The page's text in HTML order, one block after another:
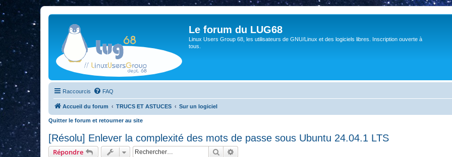
Le forum du LUG68
Linux Users Group 68, les utilisateurs de GNU/Linux et des logiciels libres. Inscription ouverte à
tous.
Raccourcis FAQ
Accueil du forum TRUCS ET ASTUCES Sur un logiciel
Quitter le forum et retourner au site
[Résolu] Enlever la complexité des mots de passe sous Ubuntu 24.04.1 LTS
Répondre Rechercher